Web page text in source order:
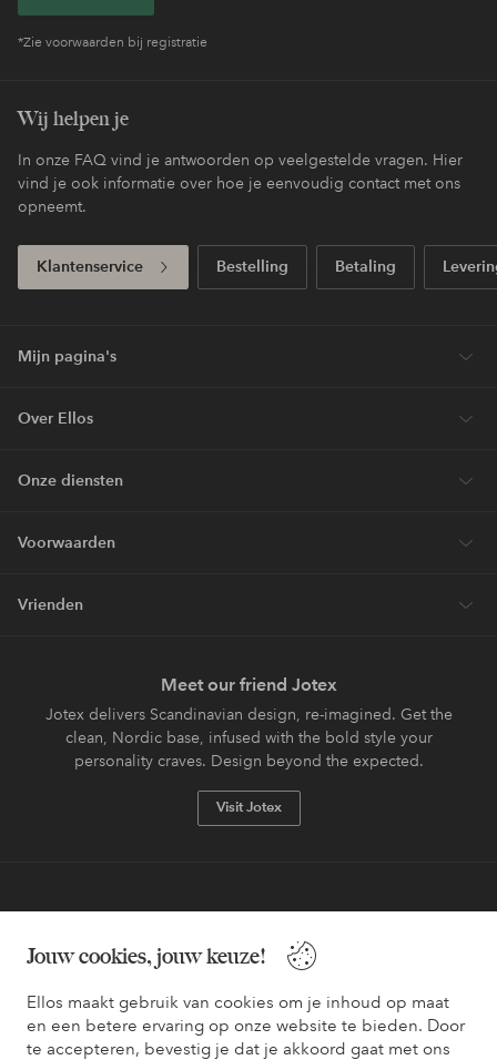
Jouw cookies, jouw keuze!
Ellos maakt gebruik van cookies om je inhoud op maat
en een betere ervaring op onze website te bieden. Door
te accepteren, bevestig je dat je akkoord gaat met ons
*Zie voorwaarden bij registratie
Wij helpen je
In onze FAQ vind je antwoorden op veelgestelde vragen. Hier
vind je ook informatie over hoe je eenvoudig contact met ons
opneemt.
Klantenservice Bestelling Betaling
Mijn pagina's
Over Ellos
Onze diensten
Voorwaarden
Vrienden
Meet our friend Jotex
Jotex delivers Scandinavian design, re-imagined. Get the
clean, Nordic base, infused with the bold style your
personality craves. Design beyond the expected.
Visit Jotex
Wil je meer weten over
onze betaalopties